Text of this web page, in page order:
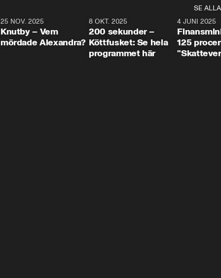
SE ALLA
31:05
25 NOV. 2025
Knutby – Vem
mördade Alexandra?
4:29
8 OKT. 2025
200 sekunder –
Köttfusket: Se hela
programmet här
4 JUNI 2025
125